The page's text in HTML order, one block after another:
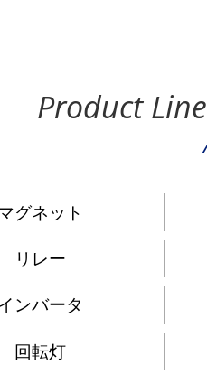
Product Line
グネット
リレー
ンバータ
回転灯